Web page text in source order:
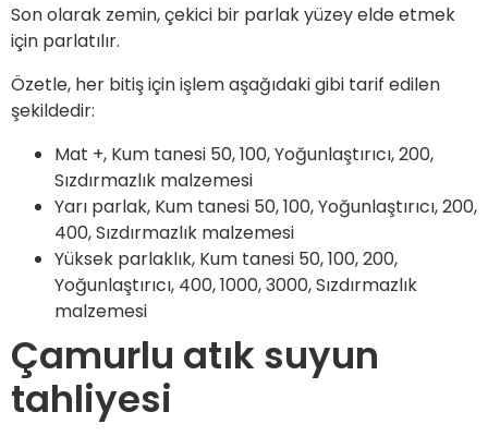
Son olarak zemin, çekici bir parlak yüzey elde etmek
için parlatılır.
Özetle, her bitiş için işlem aşağıdaki gibi tarif edilen
şekildedir:
Mat +, Kum tanesi 50, 100, Yoğunlaştırıcı, 200,
Sızdırmazlık malzemesi
Yarı parlak, Kum tanesi 50, 100, Yoğunlaştırıcı, 200,
400, Sızdırmazlık malzemesi
Yüksek parlaklık, Kum tanesi 50, 100, 200,
Yoğunlaştırıcı, 400, 1000, 3000, Sızdırmazlık
malzemesi
Çamurlu atık suyun
tahliyesi